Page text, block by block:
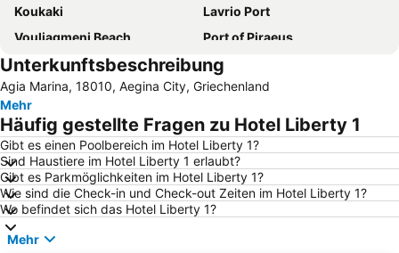
Koukaki
Lavrio Port
Vouliagmeni Beach
Port of Piraeus
Kolonaki
Egaleo
Psirri
Fetiye Mosque
Porto Rafti
Omonia
Aegina Port
Piraeus Station
Α Beach Voula
Pefki
Ermou
Kallithea
Thissio
OAKA Olympic Stadium
Panathenaic Stadium
Unterkunftsbeschreibung
Agia Marina, 18010, Aegina City, Griechenland
Mehr
Häufig gestellte Fragen zu Hotel Liberty 1
Gibt es einen Poolbereich im Hotel Liberty 1?
Sind Haustiere im Hotel Liberty 1 erlaubt?
Gibt es Parkmöglichkeiten im Hotel Liberty 1?
Wie sind die Check-in und Check-out Zeiten im Hotel Liberty 1?
Wo befindet sich das Hotel Liberty 1?
Mehr